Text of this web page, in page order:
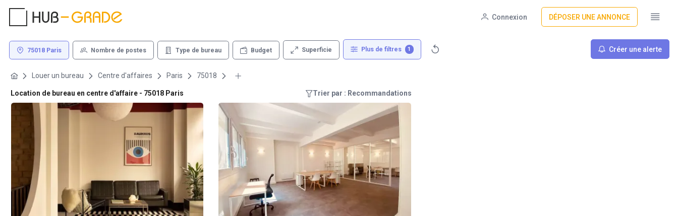
Connexion DÉPOSER UNE ANNONCE
75018 Paris Nombre de postes Type de bureau Budget Superficie Plus de filtres 1 Créer une alerte
Louer un bureau Centre d'affaires Paris 75018
Location de bureau en centre d'affaire - 75018 Paris Trier par : Recommandations